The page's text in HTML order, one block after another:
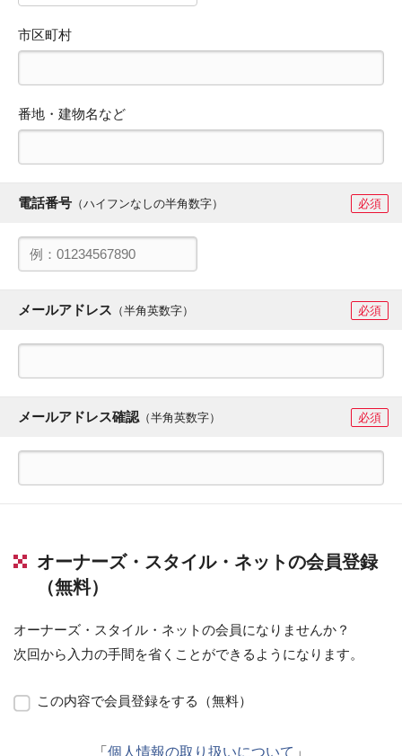
市区町村
番地・建物名など
電話番号 （ハイフンなしの半角数字） 必須
メールアドレス （半角英数字） 必須
メールアドレス確認（半角英数字） 必須
オーナーズ・スタイル・ネットの会員登録
（無料）
オーナーズ・スタイル・ネットの会員になりませんか？
次回から入力の手間を省くことができるようになります。
この内容で会員登録をする（無料）
「 個人情報の取り扱いについて 」